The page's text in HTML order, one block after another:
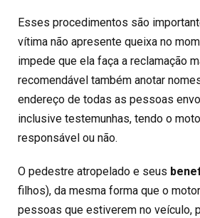
Esses procedimentos são
vítima não apresente queixa no
impede que ela faça a reclamação
recomendável também anotar
endereço de todas as pessoas
inclusive testemunhas, tendo o
responsável ou não.
O pedestre atropelado e seus
filhos), da mesma forma que o
pessoas que estiverem no veículo,